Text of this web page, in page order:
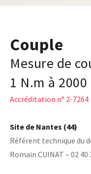
TOUTES NOS SOLUTIONS
Essais – contrôles –
Ingénierie produits /
Conseil et Expertises
Témoignages Clients
NOS FORMATIONS CETIM
Chaînes de valeur
Qualifiantes / certifiantes
Parcours de
A distance
NOS LOGICIELS
Logiciels métiers
Logiciels de calcul
Couple
Mesure de
1 N.m à 2000
Accréditation n° 2-7264
Site de Nantes (44)
Référent technique du
Romain CUINAT – 02 40